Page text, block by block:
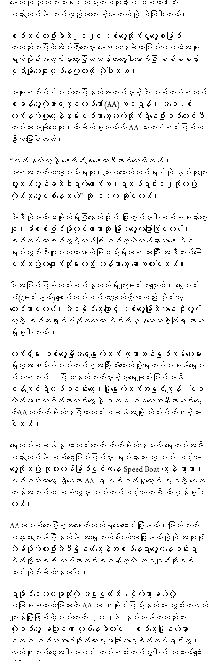
နေသလို ညဘက်ဆိုရင်လည်းတညလုံးနီးပါး စစ်ကားငါးစီး
ဝန်းကျင်နဲ့ ကင်းလှည့်တာတွေ ရှိနေတယ်လို့ ဆိုကြပါတယ်။
စစ်တပ်ဟာပြီးခဲ့တဲ့၂၀၂၄စစ်တွေတိုက်ပွဲတွေစဖြစ်
ကတည်းကမြို့ထဲအိမ်ကြီးတွေမှာ နေရာယူနေခဲ့တာဖြစ်ပေမယ့်အခု
ရက်ပိုင်းအတွင်းမှာတော့မြို့ထဲဘန်ကာတွေပါဆောက်ပြီး စစ်စခန်း
ပုံစံမျိုးသေချာလုပ်နေကြတာလို့ ဆိုပါတယ်။
အခုရက်ပိုင်းစစ်တွေမြို့နယ်အတွင်းမှာရှိတဲ့ စစ်တပ်ရဲတပ်
စခန်းတွေကိုအာရက္ခတပ်တော်(AA)ကဒရုန်း၊ အဝေးပစ်
လက်နက်ကြီးတွေနဲ့လှမ်းပစ်တာတွေဆက်တိုက်ရှိနေပြီးစစ်ကောင်စီ
တပ်သားအချို့သေဆုံး၊ထိခိုက်ခဲ့တယ်လို့ AA သတင်းရင်းမြစ်တ
ဦးကပြောပါတယ်။
“လက်နက်ကြီးနဲ့ နေ့တိုင်းချနေတာဒီကောင်တွေထိတယ်။
အရေအတွက်ကတော့မသိရဘူး။ကျားမသောက်တပ်ရင်းကို နှစ်လုံးကျ
သွားတယ်လွန်ခဲ့တဲ့ငါးရက်လောက်က။ရဲတပ်ရင်း၁၂ကိုလည်း
ကိုယ့်လူတွေပစ်နေတယ်” လို့ ၎င်းက ဆိုပါတယ်။
အဲဒီလိုအထိအခိုက်ရှိပြီးနောက်ပိုင်း မြို့တွင်းမှာပါစစ်စခန်းတွေ
ချ၊ခံစစ်ပြင်ဖို့လုပ်လာတာလို့ မြို့ခံတွေကပြောကြပါတယ်။
စစ်တပ်ဟာစစ်တွေမြို့ကမ်းခြေ စစ်တွေဟိုတယ်နားကနေ မိဇံ
ရပ်ကွက်ဘီလူးမတံတားနားထိခြံစည်းရိုးကာရံ ထားပြီး အဲဒီကမ်းခြေ
ပတ်လည်တလျှောက်လုံးမှာလည်း ဘန်ကာတွေ ဆောက်ထားပါတယ်။
ဒါ့အပြင်မြစ်ကမ်းစပ်နဲ့ဆတ်ရိုးကျချောင်းတလျှောက်၊ ရွှေမင်း
ဂံ(ချောင်းနွယ်)ချောင်းကပ်စပ်တလျှောက်တို့မှာလည်း မိုင်းတွေ
ထောင်ထားပါတယ်။အဲဒီမိုင်းတွေကြောင့် စစ်တွေမြို့ထဲကနေ ခိုးထွက်
ကြတဲ့ စစ်ဘေးရှောင်ပြည်သူတွေဟာ မိုင်းထိမှန်သေဆုံးခဲ့ကြရ တာတွေ
ရှိခဲ့ပါတယ်။
လက်ရှိမှာ စစ်တွေမြို့အရှေ့မြောက်ဘက် ကုလားတန်မြစ်ကမ်းဘေးမှာ
ရှိတဲ့အာဏာသိမ်းစစ်တပ်ရဲ့အကြီးဆုံးထောက်ပို့ရေတပ်စခန်းရွှေမ
င်းဂံရေတပ် ၊မြို့အနောက်ဘက်မှာရှိတဲ့ရေချမ်းပြင်အနီး
ဝန်းကျင်ရှိတပ်စခန်းတွေ၊မြို့မြောက်ဘက်အမြင့်ကျွန်း၊ပါဒ
လိတ်အနီးတဝိုက်ကာကင်းတွေနဲ့ ဒကစ စစ်တွေအနီးကာကင်းတွေ
ကိုAAကတိုက်ခိုက်နေပြီးကာကင်းစခန်းအချို့ သိမ်းပိုက်ရရှိထား
ပါတယ်။
ရေတပ်စခန်းနဲ့ ကာကင်းတွေကို တိုက်ခိုက်နေသလို ရေတပ်အနီး
ဝန်းကျင်နဲ့ စစ်တွေမြစ်ပြင်မှာ ရပ်နားထား တဲ့ စစ် သင်္ဘော
တွေကိုလည်း ကုလားတန်မြစ်ပြင်ကနေ Speed Boat တွေနဲ့ သွားလာ၊
ပစ်ခတ်တာတွေ ရှိနေကာ AA ရဲ့ ပစ်ခတ်မှုကြောင့် ပြီးခဲ့တဲ့ မေလ
ကုန်အတွင်းက စစ်တွေမှာ စစ်တပ်သင်္ဘောတစီး ထိမှန်ခဲ့ပါ
တယ်။
AAဟာစစ်တွေမြို့ရဲ့အနောက်ဘက်ရသေ့တောင်မြို့နယ်၊မြောက်ဘက်
ပုဏ္ဏားကျွန်းမြို့နယ်နဲ့ အရှေ့ဘက် ပေါက်တောမြို့နယ်တို့ကို အလုံးစုံ
သိမ်းပိုက်ထားပြီးအဲဒီမြို့နယ်တွေနဲ့အစပ်နေရာတွေကနေဝန်းရံ
ပိတ်ဆို့ကာစစ် တပ်ကာကင်းစခန်းတွေကို တခုချင်းထိုးစစ်
ဆင်တိုက်ခိုက်နေတာပါ။
ရခိုင်ဒေသတခုလုံးကို အပြီးပြတ်သိမ်းပိုက်သွားမယ်လို့
မကြာခဏထုတ်ပြောထားတဲ့ AA ဟာ ရခိုင်ပြည်နယ်အ တွင်းကလက်
ကျန်မြို့ဖြစ်တဲ့စစ်တွေကို ၂၀၂၆ နှစ်ဆန်းကတည်းက
ထိုးစစ်တွေ မကြာခဏ လုပ်နေခဲ့တာပါ။ စစ်တွေမြို့နယ်မှာ
ဒကစ စစ်တွေအခြေစိုက်ထားပြီးအခြားအခြေစိုက်တပ်ရင်းတွေ၊
လက်ရုံးတပ်တွေအပါအဝင် တပ်ရင်းတပ်ဖွဲ့ပေါင်း တဆယ်ကျော်